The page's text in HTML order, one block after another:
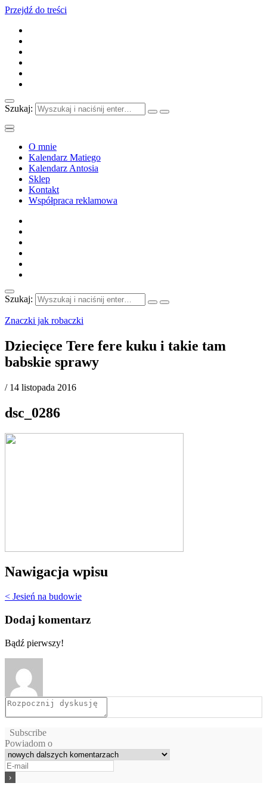
Przejdź do treści
Szukaj:
O mnie
Kalendarz Matiego
Kalendarz Antosia
Sklep
Kontakt
Współpraca reklamowa
Szukaj:
Znaczki jak robaczki
Dziecięce Tere fere kuku i takie tam
babskie sprawy
/ 14 listopada 2016
dsc_0286
Nawigacja wpisu
< Jesień na budowie
Dodaj komentarz
Bądź pierwszy!
Subscribe
Powiadom o